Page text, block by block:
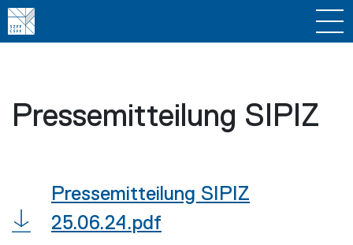
Pressemitteilung SIPIZ
Pressemitteilung SIPIZ
25.06.24.pdf